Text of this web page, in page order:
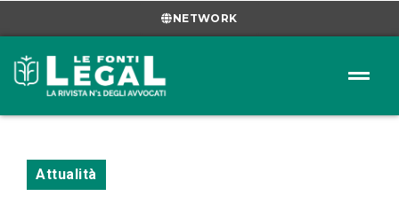
NETWORK
Attualità